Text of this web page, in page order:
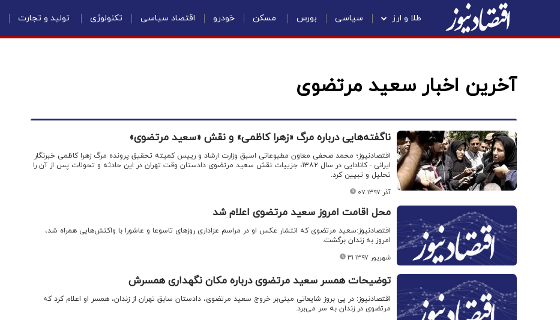
طلا و ارز سیاسی بورس مسکن خودرو اقتصاد سیاسی تکنولوژی تولید و تجارت
آخرین اخبار سعید مرتضوی
ناگفته‌هایی درباره مرگ «زهرا کاظمی» و نقش «سعید مرتضوی»
اقتصادنیوز؛ محمد صحفی معاون مطبوعاتی اسبق وزارت ارشاد و رییس کمیته تحقیق پرونده مرگ زهرا کاظمی خبرنگار
ایرانی - کانادایی در سال ۱۳۸۲، جزییات نقش سعید مرتضوی دادستان وقت تهران در این حادثه و تحولات پس از آن را
تحلیل و تبیین کرد.
۰۷ آذر ۱۳۹۷
محل اقامت امروز سعید مرتضوی اعلام شد
اقتصادنیوز:سعید مرتضوی که انتشار عکس او در مراسم عزاداری روزهای تاسوعا و عاشورا با واکنش‌هایی همراه شد،
امروز به زندان برگشت.
۳۱ شهریور ۱۳۹۷
توضیحات همسر سعید مرتضوی درباره مکان نگهداری همسرش
اقتصادنیوز: در پی بروز شایعاتی مبنی‌بر خروج سعید مرتضوی، دادستان سابق تهران از زندان، ‌همسر او اعلام کرد که
مرتضوی در زندان به سر می‌برد.